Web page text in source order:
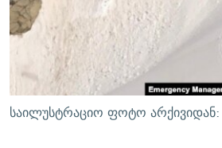
ᲛᲝᲚᲐᲞᲐᲠᲐᲙᲔ ᲢᲔᲥᲡᲢᲔᲑᲘ
ᲨᲘᲜ - ᲣᲪᲮᲝᲔᲗᲨᲘ
ᲚᲘᲢᲔᲠᲐᲢᲣᲠᲣᲚᲘ ᲬᲐᲮᲜᲐᲒᲔᲑᲘ
ᲐᲛᲔᲠᲘᲙᲣᲚᲘ ᲛᲝᲗᲮᲠᲝᲑᲐ
ᲩᲔᲛᲘ ᲡᲘᲙᲕᲓᲘᲚᲘᲡ ᲛᲘᲖᲔᲖᲘᲐ COVID-19
11 ᲬᲔᲚᲘ - 11 ᲐᲛᲑᲐᲕᲘ
ᲡᲐᲞᲐᲠᲚᲐᲛᲔᲜᲢᲝ ᲐᲠᲩᲔᲕᲜᲔᲑᲘᲡ ᲘᲡᲢᲝᲠᲘᲐ
ᲑᲐᲕᲨᲕᲔᲑᲘ ᲞᲠᲝᲡᲢᲘᲢᲣᲪᲘᲐᲨᲘ -
ᲒᲐᲛᲝᲘᲬᲔᲠᲔ
რთე/რთ-ის ყველა საიტი
საილუსტრაციო ფოტო არქივიდან: